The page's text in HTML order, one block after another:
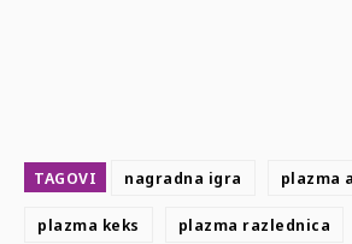
TAGOVI nagradna igra plazma
plazma keks plazma razlednica